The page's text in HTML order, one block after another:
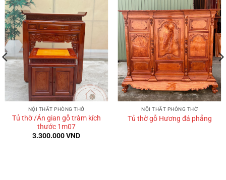
NỘI THẤT PHÒNG THỜ
Tủ thờ /Án gian gỗ tràm kích
thước 1m07
3.300.000VND
NỘI THẤT PHÒNG THỜ
Tủ thờ gỗ Hương đá phẳng